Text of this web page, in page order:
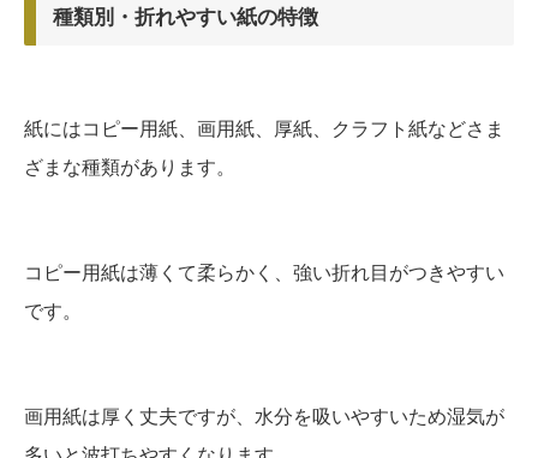
種類別・折れやすい紙の特徴
紙にはコピー用紙、画用紙、厚紙、クラフト紙などさま
ざまな種類があります。
コピー用紙は薄くて柔らかく、強い折れ目がつきやすい
です。
画用紙は厚く丈夫ですが、水分を吸いやすいため湿気が